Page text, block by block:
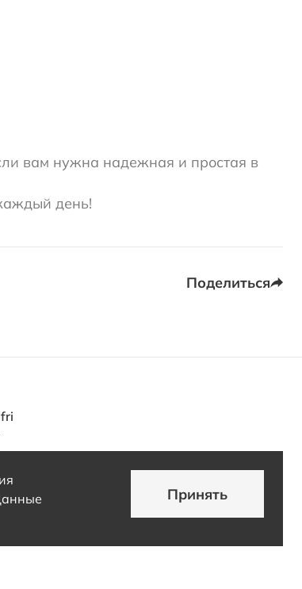
вам нужна надежная и простая в
день!
Поделиться
Принять